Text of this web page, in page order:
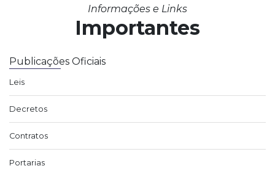
Informações e Links
Importantes
Publicações Oficiais
Leis
Decretos
Contratos
Portarias